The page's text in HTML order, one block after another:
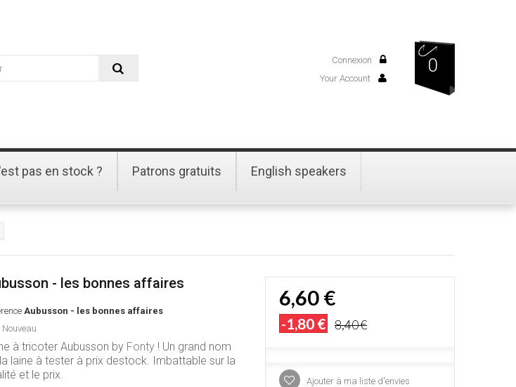
0
Connexion
Your Account
pas en stock ? Patrons gratuits English speakers
- les bonnes affaires
Aubusson - les bonnes affaires
Nouveau
à tricoter Aubusson by Fonty ! Un grand nom
laine à tester à prix destock. Imbattable sur la
et le prix.
6,60 €
-1,80 € 8,40 €
Ajouter à ma liste d'envies